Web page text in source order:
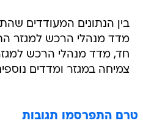
בין הנתונים המעודדים
מדד מנהלי הרכש למגזר
חד, מדד מנהלי הרכש
צמיחה במגזר ומדדים
טרם התפרסמו תגובות